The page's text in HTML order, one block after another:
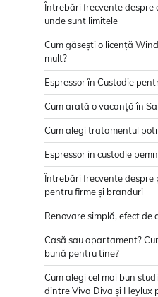
Întrebări frecvente despre
unde sunt limitele
Cum găsești o licență
mult?
Espressor în Custodie
Cum arată o vacanță în
Cum alegi tratamentul
Espressor in custodie
Întrebări frecvente despre
pentru firme și branduri
Renovare simplă, efect de
Casă sau apartament?
bună pentru tine?
Cum alegi cel mai bun
dintre Viva Diva și Heylux